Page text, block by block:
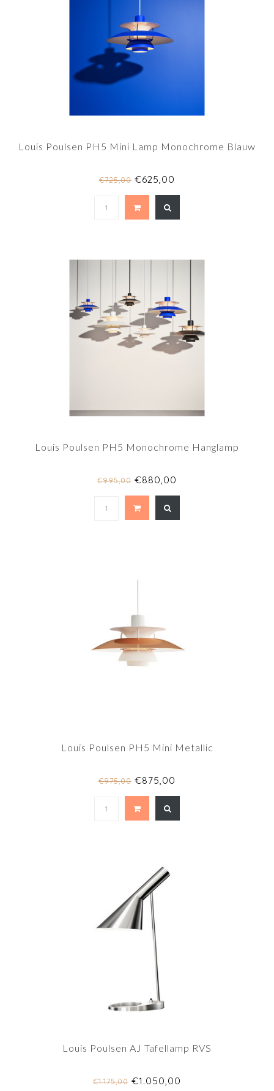
Louis Poulsen PH5 Mini Lamp Monochrome Blauw
€725,00 €625,00
Louis Poulsen PH5 Monochrome Hanglamp
€995,00 €880,00
Louis Poulsen PH5 Mini Metallic
€975,00 €875,00
Louis Poulsen AJ Tafellamp RVS
€1.175,00 €1.050,00